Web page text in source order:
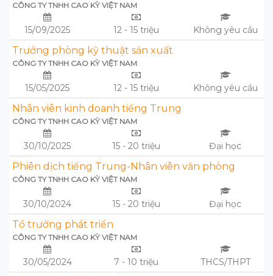
CÔNG TY TNHH CAO KỲ VIỆT NAM
15/09/2025 12 - 15 triệu Không yêu cầu
Trưởng phòng kỹ thuật sản xuất
CÔNG TY TNHH CAO KỲ VIỆT NAM
15/05/2025 12 - 15 triệu Không yêu cầu
Nhân viên kinh doanh tiếng Trung
CÔNG TY TNHH CAO KỲ VIỆT NAM
30/10/2025 15 - 20 triệu Đại học
Phiên dịch tiếng Trung-Nhân viên văn phòng
CÔNG TY TNHH CAO KỲ VIỆT NAM
30/10/2024 15 - 20 triệu Đại học
Tổ trưởng phát triển
CÔNG TY TNHH CAO KỲ VIỆT NAM
30/05/2024 7 - 10 triệu THCS/THPT